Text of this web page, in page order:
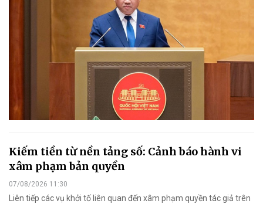
Kiếm tiền từ nền tảng số: Cảnh báo hành vi
xâm phạm bản quyền
07/08/2026 11:30
Liên tiếp các vụ khởi tố liên quan đến xâm phạm quyền tác giả trên